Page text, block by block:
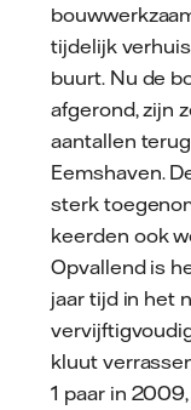
tijdelijk
buurt. Nu de
afgerond, zijn
aantallen
Eemshaven.
sterk
keerden ook
Opvallend is
jaar tijd in het
kluut
1 paar in